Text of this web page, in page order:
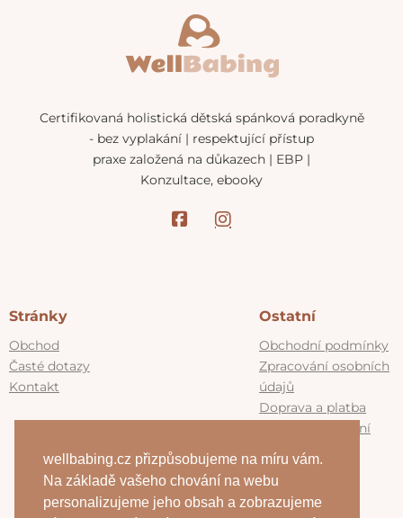
Certifikovaná holistická dětská spánková poradkyně
- bez vyplakání | respektující přístup
praxe založená na důkazech | EBP |
Konzultace, ebooky
Stránky
Obchod
Časté dotazy
Kontakt
Ostatní
Obchodní podmínky
Zpracování osobních
údajů
Doprava a platba
Výměna a vrácení
zboží
Program
WellBabing
wellbabing.cz přizpůsobujeme na míru vám.
Na základě vašeho chování na webu
personalizujeme jeho obsah a zobrazujeme